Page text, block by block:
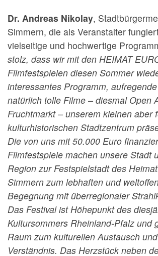
Dr. Andreas Nikolay,
Simmern, die als Veranstalter
vielseitige und hochwertige
stolz, dass wir mit den HEIMAT
Filmfestspielen diesen Sommer
interessantes Programm,
natürlich tolle Filme – diesmal Open
Fruchtmarkt – unserem kleinen aber
kulturhistorischen Stadtzentrum
Die von uns mit 50.000 Euro
Filmfestspiele machen unsere Stadt
Region zur Festspielstadt des
Simmern zum lebhaften und
Begegnung mit überregionaler
Das Festival ist Höhepunkt des
Kultursommers Rheinland-Pfalz und
Raum zum kulturellen Austausch
Verständnis. Das Herzstück neben